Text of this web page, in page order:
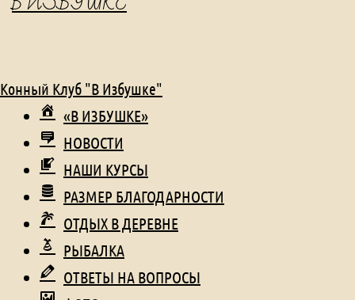
Конный Клуб "В Избушке"
«В ИЗБУШКЕ»
НОВОСТИ
НАШИ КУРСЫ
РАЗМЕР БЛАГОДАРНОСТИ
ОТДЫХ В ДЕРЕВНЕ
РЫБАЛКА
ОТВЕТЫ НА ВОПРОСЫ